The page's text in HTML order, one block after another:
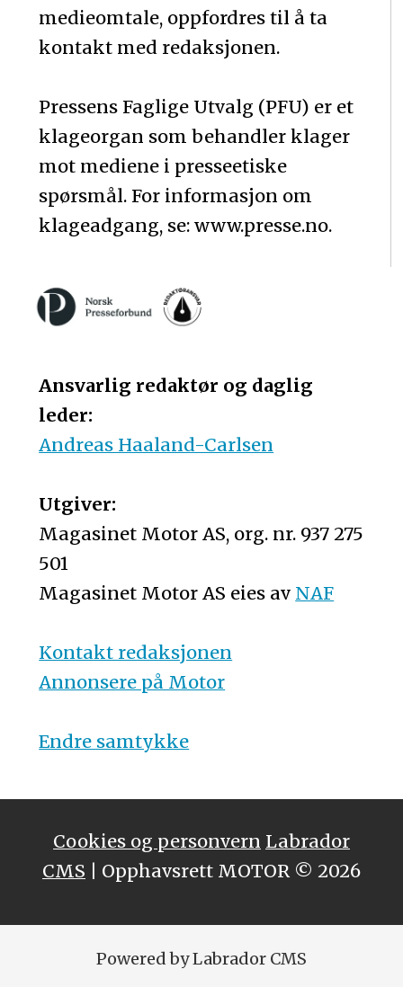
medieomtale, oppfordres til å ta
kontakt med redaksjonen.
Pressens Faglige Utvalg (PFU) er et
klageorgan som behandler klager
mot mediene i presseetiske
spørsmål. For informasjon om
klageadgang, se: www.presse.no.
Ansvarlig redaktør og daglig
leder:
Andreas Haaland-Carlsen
Utgiver:
Magasinet Motor AS, org. nr. 937 275
501
Magasinet Motor AS eies av NAF
Kontakt redaksjonen
Annonsere på Motor
Endre samtykke
Cookies og personvern Labrador
CMS | Opphavsrett MOTOR © 2026
Powered by Labrador CMS